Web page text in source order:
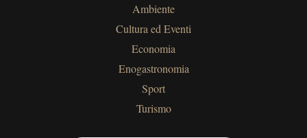
Ambiente
Cultura ed Eventi
Economia
Enogastronomia
Sport
Turismo